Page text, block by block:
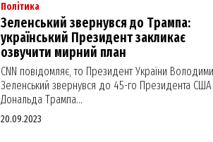
Політика
Зеленський звернувся до Трампа:
український Президент закликає
озвучити мирний план
CNN повідомляє, то Президент України
Зеленський звернувся до 45-го Президента США
Дональда Трампа...
20.09.2023